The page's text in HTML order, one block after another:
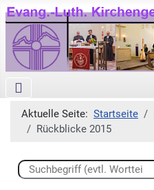
Aktuelle Seite: Startseite
Rückblicke 2015
Suchen ...